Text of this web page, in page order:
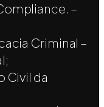
–
Criminal –
Civil da